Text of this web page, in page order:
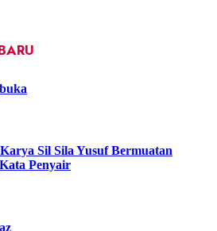
Sil Sila Yusuf Bermuatan
Penyair